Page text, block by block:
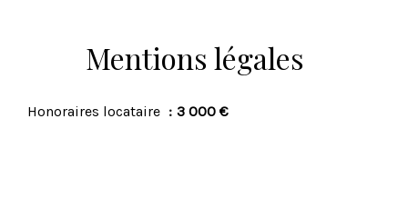
Mentions légales
Honoraires locataire 3 000 €